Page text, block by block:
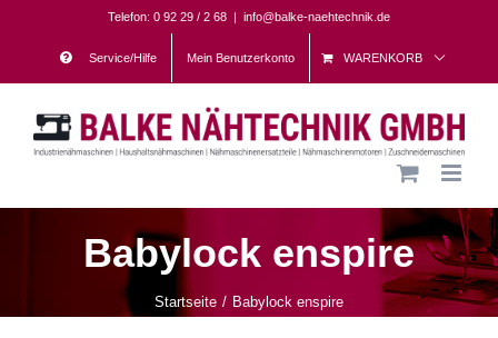
content
Telefon: 0 92 29 / 2 68 | info@balke-naehtechnik.de
Service/Hilfe Mein Benutzerkonto WARENKORB
Babylock enspire
Startseite Babylock enspire